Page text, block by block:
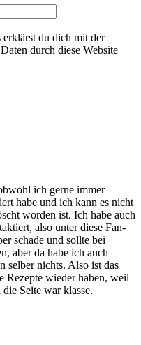
du dich mit der
durch diese Website
ich gerne immer
habe und ich kann es nicht
worden ist. Ich habe auch
also unter diese Fan-
schade und sollte bei
aber da habe ich auch
selber nichts. Also ist das
Rezepte wieder haben, weil
Seite war klasse.